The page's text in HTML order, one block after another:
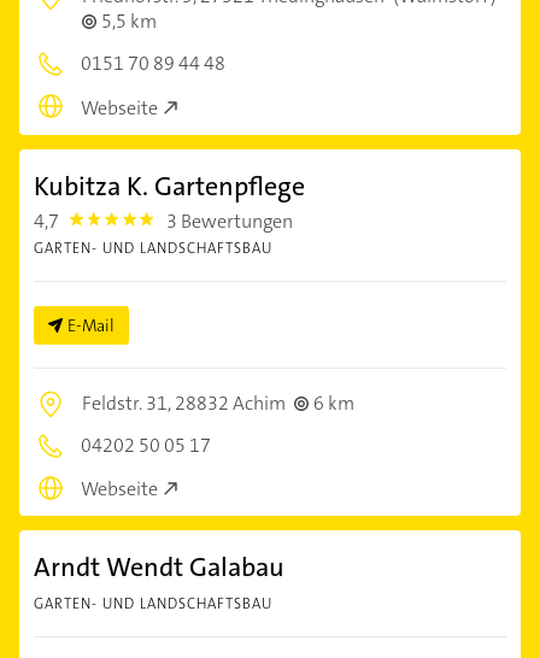
5,5 km
0151 70 89 44 48
Webseite
Kubitza K. Gartenpflege
4,7 4.7000003 3 Bewertungen
GARTEN- UND LANDSCHAFTSBAU
E-Mail
Feldstr. 31,28832 Achim
6 km
04202 50 05 17
Webseite
Arndt Wendt Galabau
GARTEN- UND LANDSCHAFTSBAU